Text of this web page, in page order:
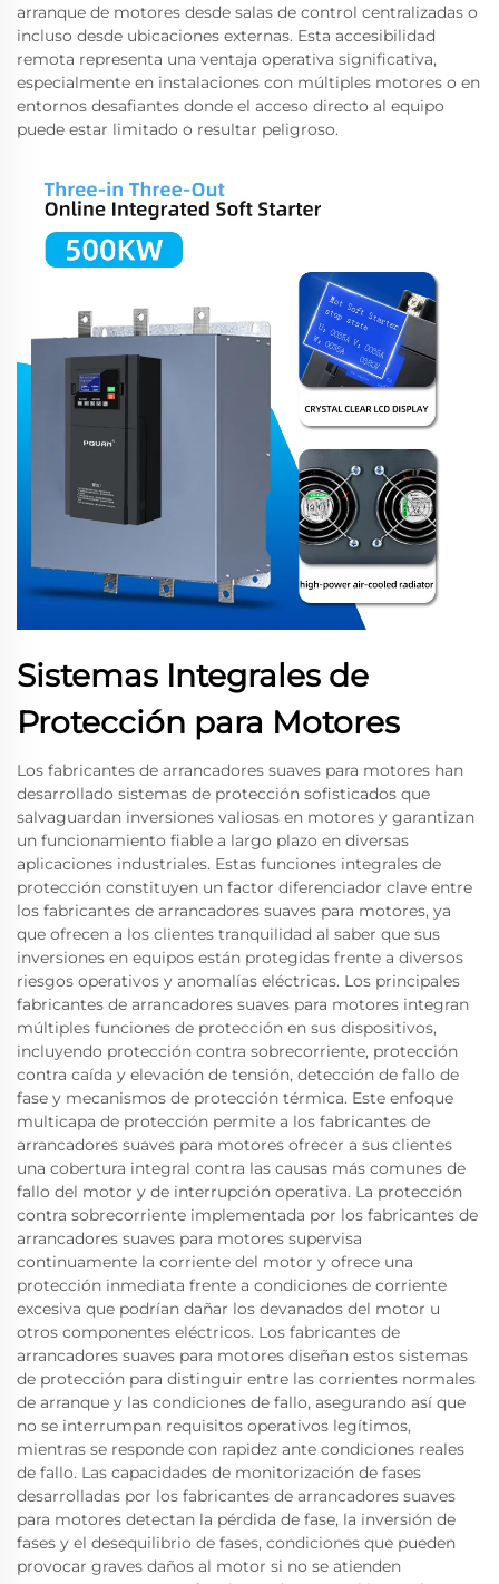
arranque de motores desde salas de control centralizadas o
incluso desde ubicaciones externas. Esta accesibilidad
remota representa una ventaja operativa significativa,
especialmente en instalaciones con múltiples motores o en
entornos desafiantes donde el acceso directo al equipo
puede estar limitado o resultar peligroso.
Sistemas Integrales de
Protección para Motores
Los fabricantes de arrancadores suaves para motores han
desarrollado sistemas de protección sofisticados que
salvaguardan inversiones valiosas en motores y garantizan
un funcionamiento fiable a largo plazo en diversas
aplicaciones industriales. Estas funciones integrales de
protección constituyen un factor diferenciador clave entre
los fabricantes de arrancadores suaves para motores, ya
que ofrecen a los clientes tranquilidad al saber que sus
inversiones en equipos están protegidas frente a diversos
riesgos operativos y anomalías eléctricas. Los principales
fabricantes de arrancadores suaves para motores integran
múltiples funciones de protección en sus dispositivos,
incluyendo protección contra sobrecorriente, protección
contra caída y elevación de tensión, detección de fallo de
fase y mecanismos de protección térmica. Este enfoque
multicapa de protección permite a los fabricantes de
arrancadores suaves para motores ofrecer a sus clientes
una cobertura integral contra las causas más comunes de
fallo del motor y de interrupción operativa. La protección
contra sobrecorriente implementada por los fabricantes de
arrancadores suaves para motores supervisa
continuamente la corriente del motor y ofrece una
protección inmediata frente a condiciones de corriente
excesiva que podrían dañar los devanados del motor u
otros componentes eléctricos. Los fabricantes de
arrancadores suaves para motores diseñan estos sistemas
de protección para distinguir entre las corrientes normales
de arranque y las condiciones de fallo, asegurando así que
no se interrumpan requisitos operativos legítimos,
mientras se responde con rapidez ante condiciones reales
de fallo. Las capacidades de monitorización de fases
desarrolladas por los fabricantes de arrancadores suaves
para motores detectan la pérdida de fase, la inversión de
fases y el desequilibrio de fases, condiciones que pueden
provocar graves daños al motor si no se atienden